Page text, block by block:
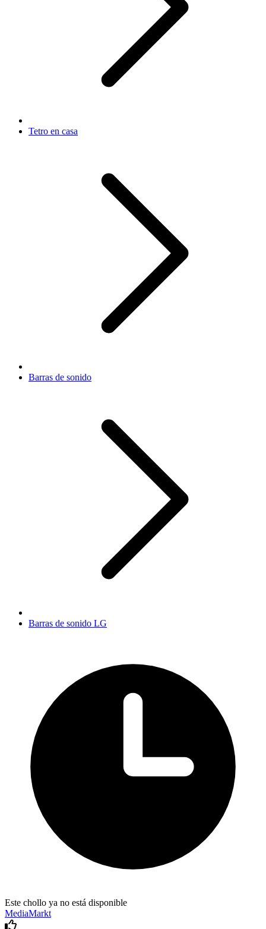
Tetro en casa
Barras de sonido
Barras de sonido LG
Este chollo ya no está disponible
MediaMarkt